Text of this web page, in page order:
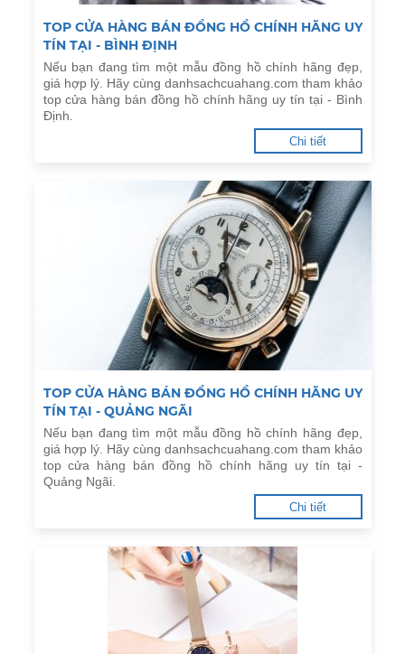
TOP CỬA HÀNG BÁN ĐỒNG HỒ CHÍNH HÃNG UY
TÍN TẠI - BÌNH ĐỊNH
Nếu bạn đang tìm một mẫu đồng hồ chính hãng đẹp,
giá hợp lý. Hãy cùng danhsachcuahang.com tham khảo
top cửa hàng bán đồng hồ chính hãng uy tín tại - Bình
Định.
Chi tiết
TOP CỬA HÀNG BÁN ĐỒNG HỒ CHÍNH HÃNG UY
TÍN TẠI - QUẢNG NGÃI
Nếu bạn đang tìm một mẫu đồng hồ chính hãng đẹp,
giá hợp lý. Hãy cùng danhsachcuahang.com tham khảo
top cửa hàng bán đồng hồ chính hãng uy tín tại -
Quảng Ngãi.
Chi tiết